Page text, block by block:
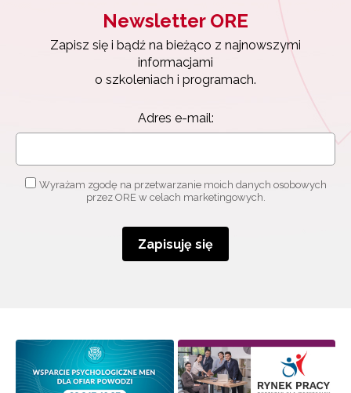
Newsletter ORE
Zapisz się i bądź na bieżąco z najnowszymi
informacjami
o szkoleniach i programach.
Adres e-mail:
Wyrażam zgodę na przetwarzanie moich danych osobowych
przez ORE w celach marketingowych.
Zapisuję się